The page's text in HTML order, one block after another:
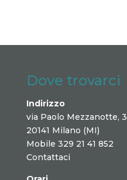
Dove trovarci
Indirizzo
via Paolo Mezzanotte, 3
20141 Milano (MI)
Mobile 329 21 41 852
Contattaci